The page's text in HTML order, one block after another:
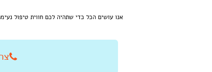
אנו עושים הכל כדי שתהיה לכם חווית טיפול
צרו